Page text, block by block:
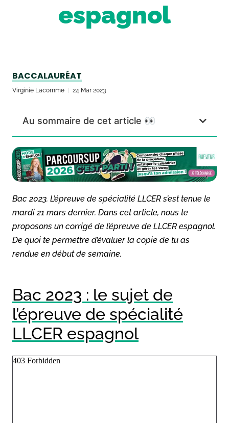
espagnol
BACCALAURÉAT
Virginie Lacomme 24 Mar 2023
Au sommaire de cet article 👀
Bac 2023. L’épreuve de spécialité LLCER s’est tenue le
mardi 21 mars dernier. Dans cet article, nous te
proposons un corrigé de l’épreuve de LLCER espagnol.
De quoi te permettre d’évaluer la copie de tu as
rendue en début de semaine.
Bac 2023 : le sujet de
l’épreuve de spécialité
LLCER espagnol